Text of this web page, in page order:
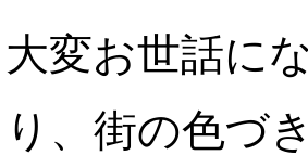
変お世話に
、街の色づ